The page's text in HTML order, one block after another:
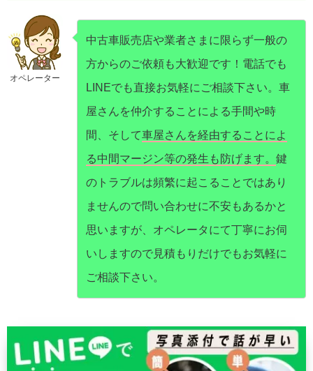
オペレーター
中古車販売店や業者さまに限らず一般の
方からのご依頼も大歓迎です！電話でも
LINEでも直接お気軽にご相談下さい。車
屋さんを仲介することによる手間や時
間、そして車屋さんを経由することによ
る中間マージン等の発生も防げます。 鍵
のトラブルは頻繁に起こることではあり
ませんので問い合わせに不安もあるかと
思いますが、オペレータにて丁寧にお伺
いしますので見積もりだけでもお気軽に
ご相談下さい。